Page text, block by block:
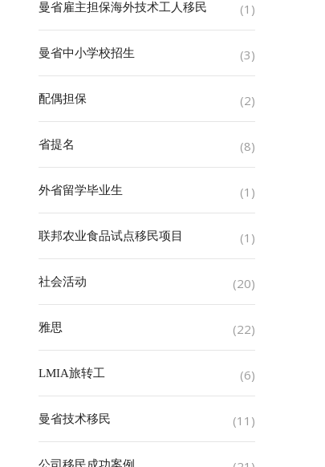
曼省雇主担保海外技术工人移民 (1)
曼省中小学校招生 (3)
配偶担保 (2)
省提名 (8)
外省留学毕业生 (1)
联邦农业食品试点移民项目 (1)
社会活动 (20)
雅思 (22)
LMIA旅转工 (6)
曼省技术移民 (11)